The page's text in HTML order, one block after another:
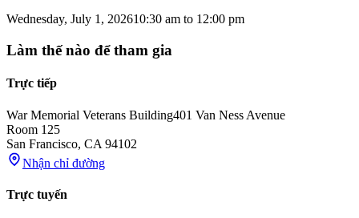
Wednesday, July 1, 202610:30 am to 12:00 pm
Làm thế nào để tham gia
Trực tiếp
War Memorial Veterans Building401 Van Ness Avenue
Room 125
San Francisco, CA 94102
Nhận chỉ đường
Trực tuyến